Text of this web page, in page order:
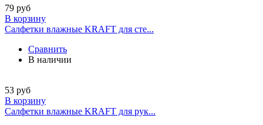
79 руб
В корзину
Салфетки влажные KRAFT для сте...
Сравнить
В наличии
53 руб
В корзину
Салфетки влажные KRAFT для рук...